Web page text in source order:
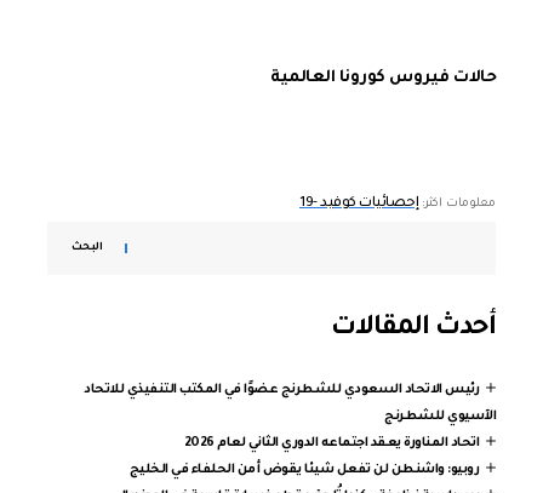
حالات فيروس كورونا العالمية
معلومات اكثر:إحصائيات كوفيد -19
البحث
أحدث المقالات
رئيس الاتحاد السعودي للشطرنج عضوًا في المكتب التنفيذي للاتحاد
الآسيوي للشطرنج
اتحاد المناورة يعقد اجتماعه الدوري الثاني لعام 2026
روبيو: واشنطن لن تفعل شيئا يقوض أمن الحلفاء في الخليج